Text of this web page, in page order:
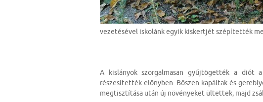
vezetésével iskolánk egyik kiskertjét szépítették
A kislányok szorgalmasan gyűjtögették a diót
részesítették előnyben. Bőszen kapáltak és
megtisztítása után új növényeket ültettek, majd